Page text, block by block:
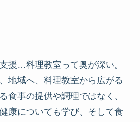
援…料理教室って奥が深い。
地域へ、料理教室から広がる
食事の提供や調理ではなく、
康についても学び、そして食